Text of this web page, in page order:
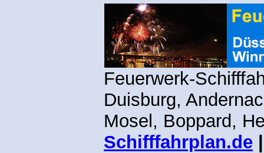
Feuerwerk-
Duisburg,
Mosel, Boppard,
Schifffahrplan.de